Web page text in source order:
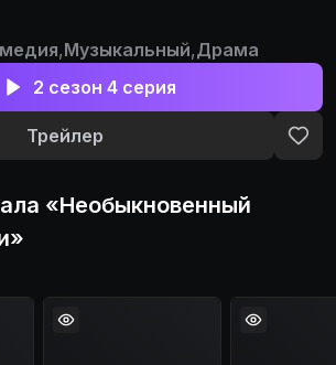
,Музыкальный,Драма
2 сезон 4 серия
Трейлер
«Необыкновенный
»